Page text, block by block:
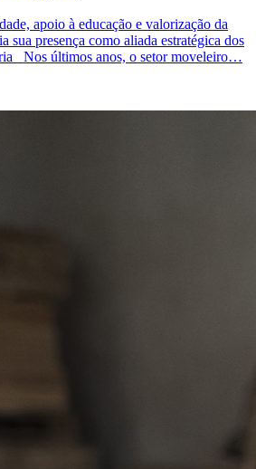
apoio à educação e valorização da
sua presença como aliada estratégica dos
Nos últimos anos, o setor moveleiro…